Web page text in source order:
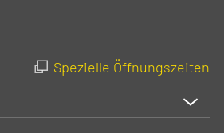
Spezielle Öffnungszeiten